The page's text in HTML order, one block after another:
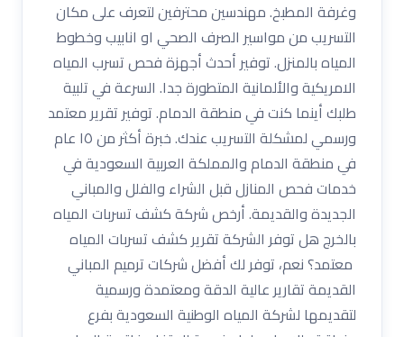
وغرفة المطبخ. مهندسين محترفين لتعرف على مكان
التسريب من مواسير الصرف الصحي او انابيب وخطوط
المياه بالمنزل. توفير أحدث أجهزة فحص تسرب المياه
الامريكية والألمانية المتطورة جدا. السرعة في تلبية
طلبك أينما كنت في منطقة الدمام. توفير تقرير معتمد
ورسمي لمشكلة التسريب عندك. خبرة أكثر من ١٥ عام
في منطقة الدمام والمملكة العربية السعودية في
خدمات فحص المنازل قبل الشراء والفلل والمباني
الجديدة والقديمة. أرخص شركة كشف تسربات المياه
بالخرج هل توفر الشركة تقرير كشف تسربات المياه
معتمد؟ نعم، توفر لك أفضل شركات ترميم المباني
القديمة تقارير عالية الدقة ومعتمدة ورسمية
لتقديمها لشركة المياه الوطنية السعودية بفرع